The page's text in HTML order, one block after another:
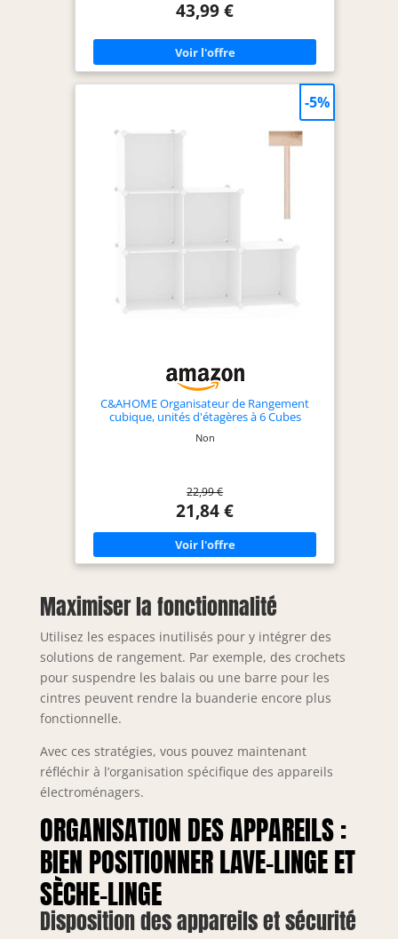
moins [Libérez votre imagination] Une étagère
Un organisateur rectangulaire dans le couloir ?
Une étagère en forme d’escalier dans le garage ?
Ce meuble peut être divisé en plusieurs partie et
utilisée séparément [Avec portes et crochets] Les
objets de tomber et sont utiles pour garder vos
objets privés hors de vue. Les petits crochets à
l'intérieur vous permettent de fermer les portes
hermétiquement [Plus facile que jamais] Les
panneaux en plastique de haute qualité sont
taches. En plus, grâce aux panneaux légers, il est
donnera à n'importe quelle pièce une touche
rafraîchissante, vous donnant un moyen
43,99 €
C&AHOME Organisateur de Rangement
cubique, unités d'étagères à 6 Cubes
Non
22,99 €
21,84 €
-5%
Maximiser la fonctionnalité
Utilisez les espaces inutilisés pour y intégrer des
solutions de rangement. Par exemple, des crochets
pour suspendre les balais ou une barre pour les
cintres peuvent rendre la buanderie encore plus
fonctionnelle.
Avec ces stratégies, vous pouvez maintenant
réfléchir à l’organisation spécifique des appareils
électroménagers.
ORGANISATION DES APPAREILS :
BIEN POSITIONNER LAVE-LINGE ET
SÈCHE-LINGE
Disposition des appareils et sécurité